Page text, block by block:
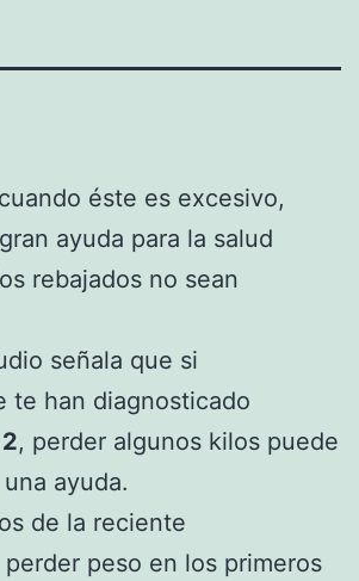
éste es excesivo,
ayuda para la salud
rebajados no sean
señala que si
te han diagnosticado
, perder algunos kilos puede
ayuda.
de la reciente
peso en los primeros